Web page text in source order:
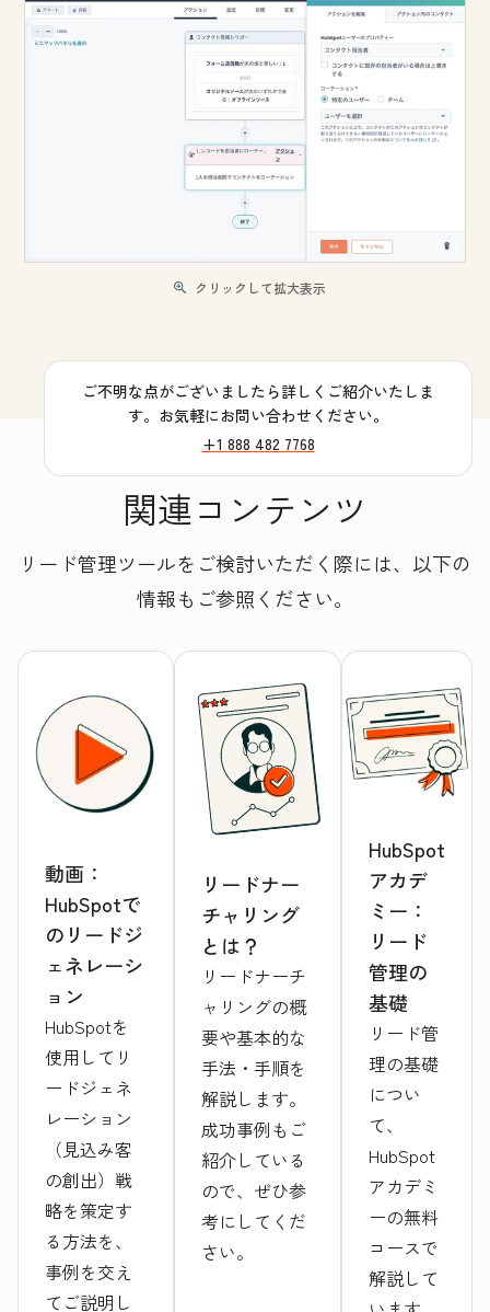
クリックして拡大表示
ご不明な点がございましたら詳しくご紹介いたしま
す。お気軽にお問い合わせください。
+1 888 482 7768
関連コンテンツ
リード管理ツールをご検討いただく際には、以下の
情報もご参照ください。
動画：
HubSpotで
のリードジ
ェネレーシ
ョン
HubSpotを
使用してリ
ードジェネ
レーション
（見込み客
の創出）戦
略を策定す
る方法を、
事例を交え
てご説明し
リードナー
チャリング
とは？
リードナーチ
ャリングの概
要や基本的な
手法・手順を
解説します。
成功事例もご
紹介している
ので、ぜひ参
考にしてくだ
さい。
HubSpot
アカデ
ミー：
リード
管理の
基礎
リード管
理の基礎
につい
て、
HubSpot
アカデミ
ーの無料
コースで
解説して